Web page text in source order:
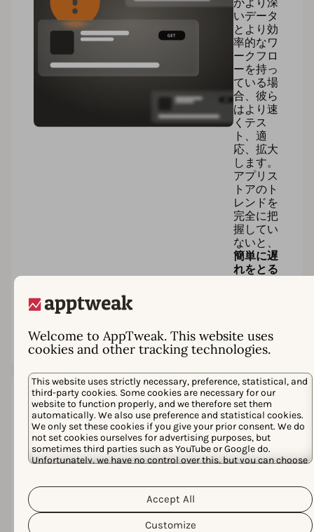
Welcome to AppTweak. This website uses
cookies and other tracking technologies.
This website uses strictly necessary, preference, statistical, and
third-party cookies. Some cookies are necessary for our
website to function properly, and we therefore set them
automatically. We also use preference and statistical cookies.
We only set these cookies if you give your prior consent. We do
not set cookies ourselves for advertising purposes, but
sometimes third parties such as YouTube or Google do.
Unfortunately, we have no control over this, but you can choose
use, please read our
Cookie Policy &
. You can
customize your cookie settings and preferences by clicking the
“Customize” button.
Customize
Accept All
がより深
いデータ
とより効
率的なワ
ークフロ
ーを持っ
ている場
合、彼ら
はより速
くテス
ト、適
応、拡大
します。
アプリス
トアのト
レンドを
完全に把
握してい
ないと、
簡単に遅
れをとる
す。
非効率
性の蓄
積
他のツー
ルは、散
insights
ロセスに